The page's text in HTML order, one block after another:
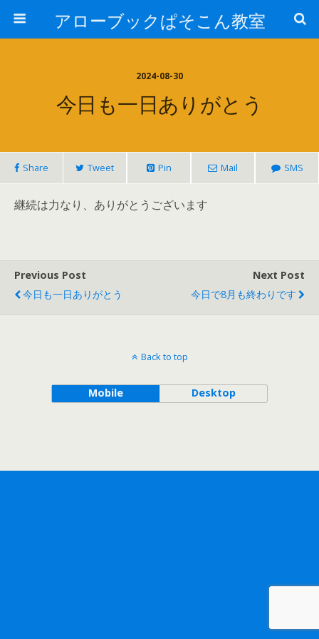
アローブックぱそこん教室
2024-08-30
今日も一日ありがとう
Share Tweet Pin Mail SMS
継続は力なり、ありがとうございます
Previous Post
今日も一日ありがとう
Next Post
今日で8月も終わりです
Back to top
Mobile Desktop